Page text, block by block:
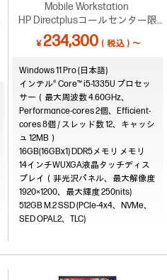
Mobile Workstation
HP Directplusコールセンター限
定！台数限定で最短6営業日納品
可能 （0120-830-130）
￥ 234,300 （税込）～
Windows 11 Pro (日本語)
インテル® Core™ i5-1335U プロセッ
サー（最大周波数 4.60GHz、
Performance-cores 2個、Efficient-
cores 8個 / スレッド数 12、キャッシ
ュ 12MB）
16GB(16GBx1) DDR5メモリ
14インチWUXGA液晶タッチディス
プレイ（非光沢パネル、最大解像度
1920×1200、最大輝度 250nits)
512GB M.2 SSD (PCIe-4x4、NVMe、
SED OPAL2、TLC)